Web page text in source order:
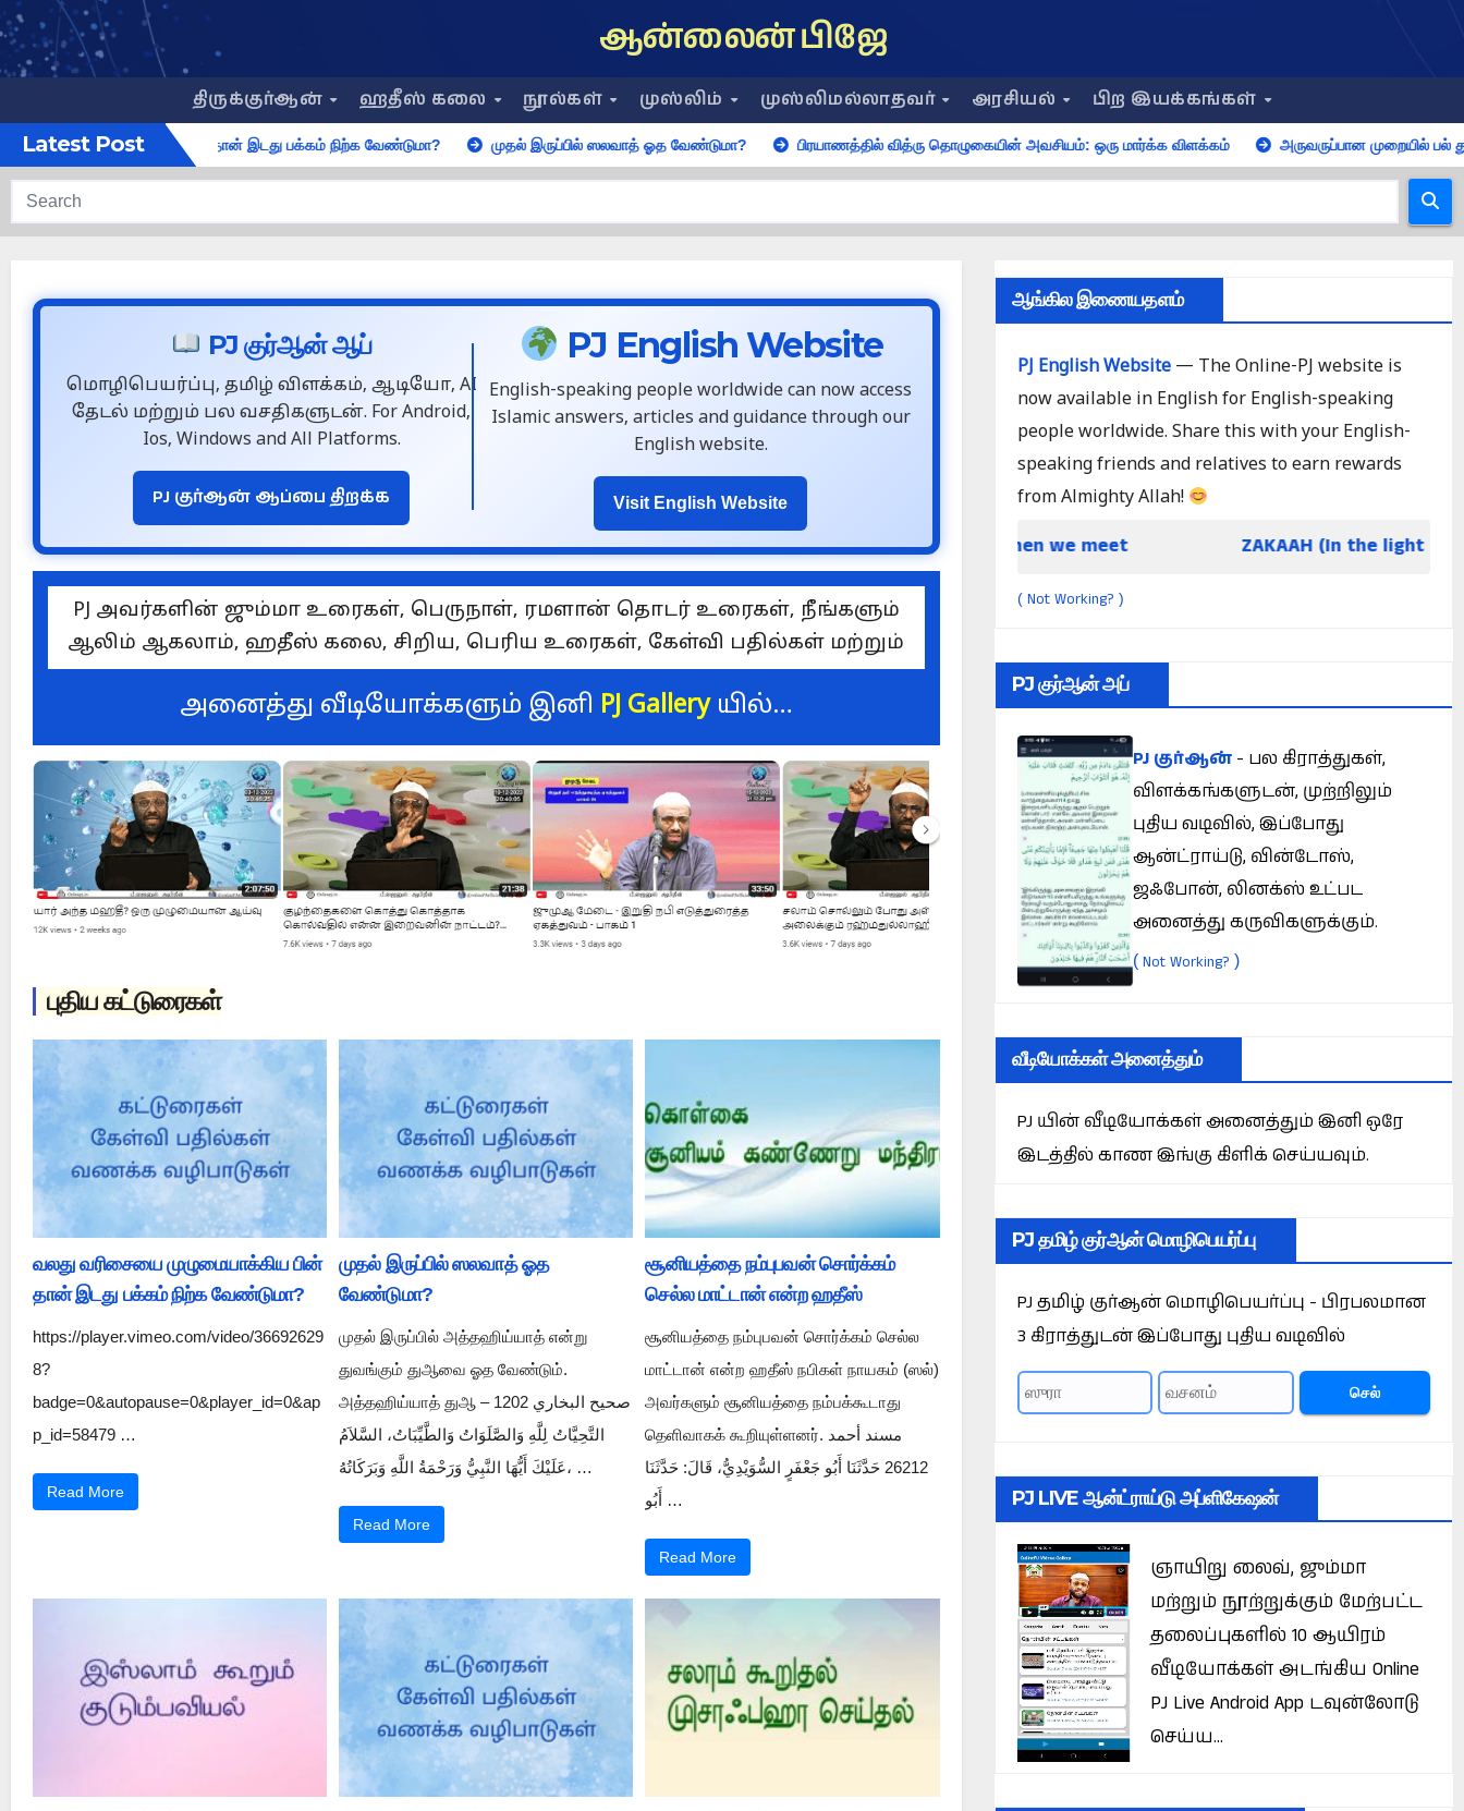
Skip
to
content
ஆன்லைன் பிஜே
திருக்குர்ஆன் ஹதீஸ் கலை நூல்கள் முஸ்லிம் முஸ்லிமல்லாதவர் அரசியல் பிற இயக்கங்கள்
Latest Postபின் தான் இடது பக்கம் நிற்க வேண்டுமா? முதல் இருப்பில் ஸலவாத் ஓத வேண்டுமா? பிரயாணத்தில் வித்ரு தொழுகையின் அவசியம்: ஒரு மார்க்க விளக்கம் அருவருப்பான முறையில் பல் துலக்கும்
PJ குர்ஆன் ஆப்
மொழிபெயர்ப்பு, தமிழ் விளக்கம், ஆடியோ, AI
தேடல் மற்றும் பல வசதிகளுடன். For Android,
Ios, Windows and All Platforms.
PJ குர்ஆன் ஆப்பை திறக்க
PJ English Website
English-speaking people worldwide can now access
Islamic answers, articles and guidance through our
English website.
Visit English Website
PJ அவர்களின் ஜும்மா உரைகள், பெருநாள், ரமளான் தொடர் உரைகள், நீங்களும்
ஆலிம் ஆகலாம், ஹதீஸ் கலை, சிறிய, பெரிய உரைகள், கேள்வி பதில்கள் மற்றும்
அனைத்து வீடியோக்களும் இனி PJ Galleryயில்…
புதிய கட்டுரைகள்
வலது வரிசையை முழுமையாக்கிய பின்
தான் இடது பக்கம் நிற்க வேண்டுமா?
https://player.vimeo.com/video/36692629
8?
badge=0&autopause=0&player_id=0&ap
p_id=58479 …
Read More
முதல் இருப்பில் ஸலவாத் ஓத
வேண்டுமா?
முதல் இருப்பில் அத்தஹிய்யாத் என்று
துவங்கும் துஆவை ஓத வேண்டும்.
அத்தஹிய்யாத் துஆ صحيح البخاري 1202 –
التَّحِيَّاتُ لِلَّهِ وَالصَّلَوَاتُ وَالطَّيِّبَاتُ، السَّلاَمُ
عَلَيْكَ أَيُّهَا النَّبِيُّ وَرَحْمَةُ اللَّهِ وَبَرَكَاتُهُ، …
Read More
சூனியத்தை நம்புபவன் சொர்க்கம்
செல்ல மாட்டான் என்ற ஹதீஸ்
சூனியத்தை நம்புபவன் சொர்க்கம் செல்ல
மாட்டான் என்ற ஹதீஸ் நபிகள் நாயகம் (ஸல்)
அவர்களும் சூனியத்தை நம்பக்கூடாது
தெளிவாகக் கூறியுள்ளனர். مسند أحمد
26212 حَدَّثَنَا أَبُو جَعْفَرٍ السُّوَيْدِيُّ، قَالَ: حَدَّثَنَا
أَبُو …
Read More
ஆங்கில இணையதளம்
PJ English Website— The Online-PJ website is
now available in English for English-speaking
people worldwide. Share this with your English-
speaking friends and relatives to earn rewards
from Almighty Allah!
on Sunday or Monday? Is Prophet Muhammad superior to Jesus? When we meet ZAKAAH (In the light of Qur an and
( Not Working? )
PJ குர்ஆன் அப்
PJ குர்ஆன்- பல கிராத்துகள்,
விளக்கங்களுடன், முற்றிலும்
புதிய வடிவில், இப்போது
ஆன்ட்ராய்டு, வின்டோஸ்,
ஜஃபோன், லினக்ஸ் உட்பட
அனைத்து கருவிகளுக்கும்.
( Not Working? )
வீடியோக்கள் அனைத்தும்
PJ யின் வீடியோக்கள் அனைத்தும் இனி ஒரே
இடத்தில் காண இங்கு கிளிக் செய்யவும்.
PJ தமிழ் குர்ஆன் மொழிபெயர்ப்பு
PJ தமிழ் குர்ஆன் மொழிபெயர்ப்பு - பிரபலமான
3 கிராத்துடன் இப்போது புதிய வடிவில்
செல்
PJ LIVE ஆன்ட்ராய்டு அப்ளிகேஷன்
ஞாயிறு லைவ், ஜும்மா
மற்றும் நூற்றுக்கும் மேற்பட்ட
தலைப்புகளில் 10 ஆயிரம்
வீடியோக்கள் அடங்கிய Online
PJ Live Android App டவுன்லோடு
செய்ய...